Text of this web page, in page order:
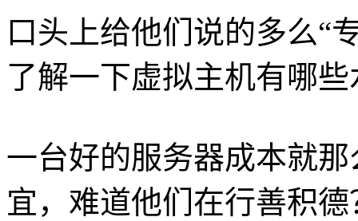
口头上给他们说的多么“
了解一下虚拟主机有哪
一台好的服务器成本就
宜，难道他们在行善积德